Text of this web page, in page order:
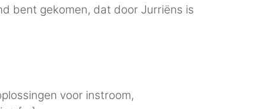
bent gekomen, dat door Jurriëns is
voor instroom,